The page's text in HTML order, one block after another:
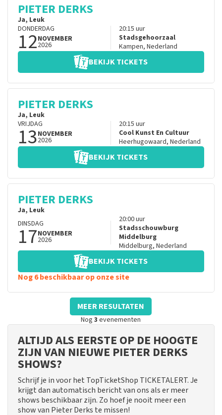
PIETER DERKS
Ja, Leuk
DONDERDAG
12NOVEMBER
2026
20:15 uur
Stadsgehoorzaal
Kampen, Nederland
BEKIJK TICKETS
PIETER DERKS
Ja, Leuk
VRIJDAG
13NOVEMBER
2026
20:15 uur
Cool Kunst En Cultuur
Heerhugowaard, Nederland
BEKIJK TICKETS
PIETER DERKS
Ja, Leuk
DINSDAG
17NOVEMBER
2026
20:00uur
Stadsschouwburg
Middelburg
Middelburg, Nederland
BEKIJK TICKETS
Nog 6 beschikbaar op onze site
MEER RESULTATEN
Nog3 evenementen
ALTIJD ALS EERSTE OP DE HOOGTE
ZIJN VAN NIEUWE PIETER DERKS
SHOWS?
Schrijf je in voor het TopTicketShop TICKETALERT. Je
krijgt dan automatisch bericht van ons als er meer
shows beschikbaar zijn. Zo hoef je nooit meer een
show van Pieter Derks te missen!